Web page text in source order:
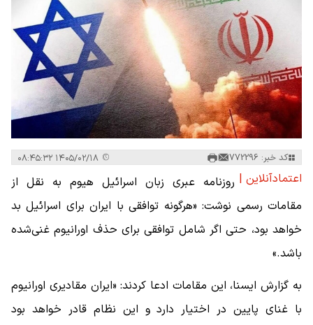
کد خبر: 772296
اعتمادآنلاین | روزنامه عبری زبان اسرائیل هیوم به نقل از
مقامات رسمی نوشت: «هرگونه توافقی با ایران برای اسرائیل بد
خواهد بود، حتی اگر شامل توافقی برای حذف اورانیوم غنی‌شده
باشد.»
به گزارش ایسنا، این مقامات ادعا کردند: «ایران مقادیری اورانیوم
با غنای پایین در اختیار دارد و این نظام قادر خواهد بود